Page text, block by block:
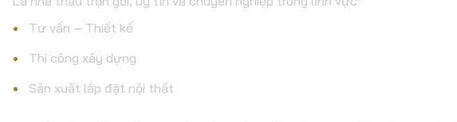
Tư vấn – Thiết kế
Thi công xây dựng
Sản xuất lắp đặt nội thất